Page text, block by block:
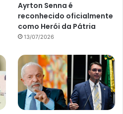
Ayrton Senna é
reconhecido oficialmente
como Herói da Pátria
13/07/2026